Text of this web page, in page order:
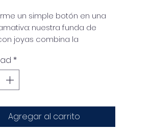
un simple botón en una
nuestra funda de
joyas combina la
y un diseño icónico.
dorado encierra cristales
que iluminan la camisa
reconocible.
*
Agregar al carrito